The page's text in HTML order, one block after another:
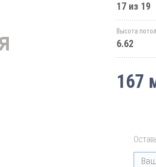
17 из 19
Высота
6.62
167